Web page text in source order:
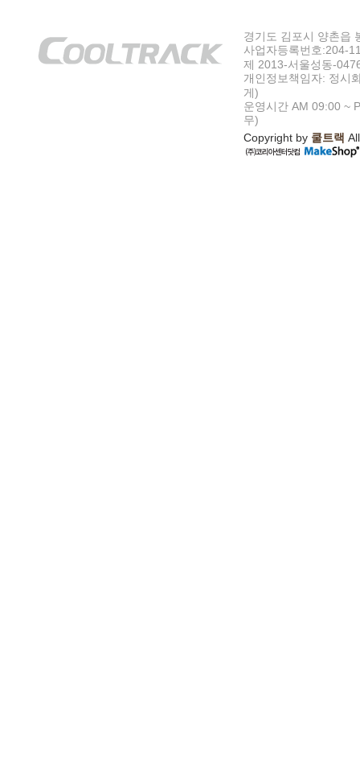
경기도 김포시 양촌읍
사업자등록번호:204-
제 2013-서울성동-
개인정보책임자: 정시
게)
운영시간 AM 09:00 ~
무)
Copyright by 쿨트랙